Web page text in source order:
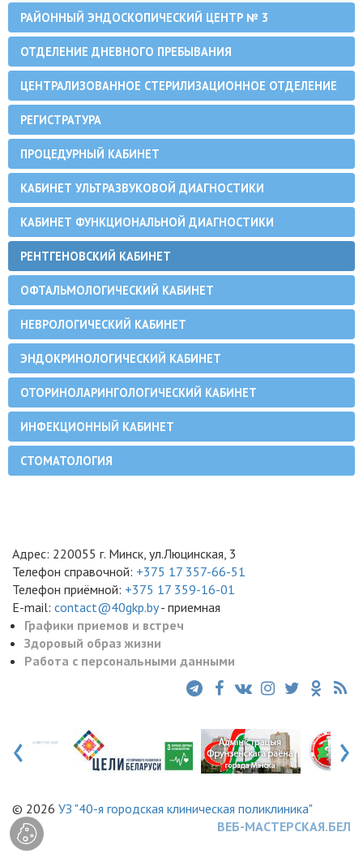
РАЙОННЫЙ ЭНДОСКОПИЧЕСКИЙ ЦЕНТР № 3
ОТДЕЛЕНИЕ ДНЕВНОГО ПРЕБЫВАНИЯ
ЦЕНТРАЛИЗОВАННОЕ СТЕРИЛИЗАЦИОННОЕ ОТДЕЛЕНИЕ
РЕГИСТРАТУРА
ПРОЦЕДУРНЫЙ КАБИНЕТ
КАБИНЕТ УЛЬТРАЗВУКОВОЙ ДИАГНОСТИКИ
КАБИНЕТ ФУНКЦИОНАЛЬНОЙ ДИАГНОСТИКИ
РЕНТГЕНОВСКИЙ КАБИНЕТ
ОФТАЛЬМОЛОГИЧЕСКИЙ КАБИНЕТ
НЕВРОЛОГИЧЕСКИЙ КАБИНЕТ
ЭНДОКРИНОЛОГИЧЕСКИЙ КАБИНЕТ
ОТОРИНОЛАРИНГОЛОГИЧЕСКИЙ КАБИНЕТ
ИНФЕКЦИОННЫЙ КАБИНЕТ
СТОМАТОЛОГИЯ
Адрес: 220055 г. Минск, ул.Люцинская, 3
Телефон справочной: +375 17 357-66-51
Телефон приёмной: +375 17 359-16-01
E-mail: contact@40gkp.by- приемная
Графики приемов и встреч
Здоровый образ жизни
Работа с персональными данными
‹ ›
© 2026 УЗ "40-я городская клиническая поликлиника"
ВЕБ-МАСТЕРСКАЯ.БЕЛ